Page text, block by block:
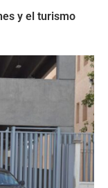
y el turismo